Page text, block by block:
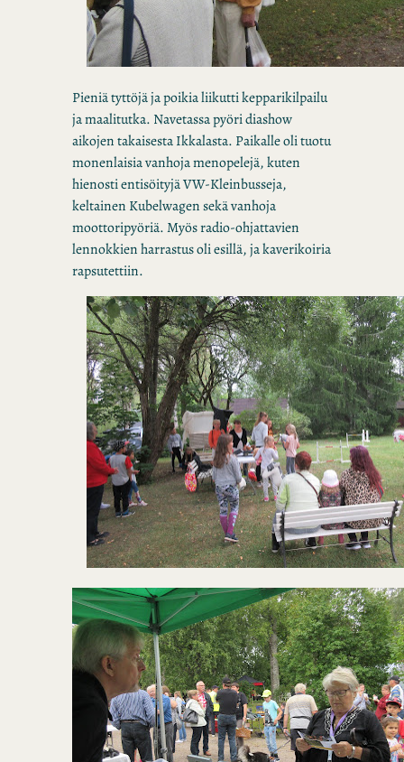
Pieniä tyttöjä ja poikia liikutti kepparikilpailu
ja maalitutka. Navetassa pyöri diashow
aikojen takaisesta Ikkalasta. Paikalle oli tuotu
monenlaisia vanhoja menopelejä, kuten
hienosti entisöityjä VW-Kleinbusseja,
keltainen Kubelwagen sekä vanhoja
moottoripyöriä. Myös radio-ohjattavien
lennokkien harrastus oli esillä, ja kaverikoiria
rapsutettiin.